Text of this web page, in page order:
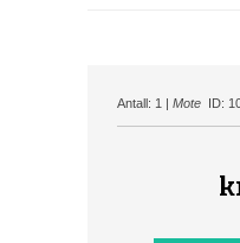
Antall: 1 | Mote ID: